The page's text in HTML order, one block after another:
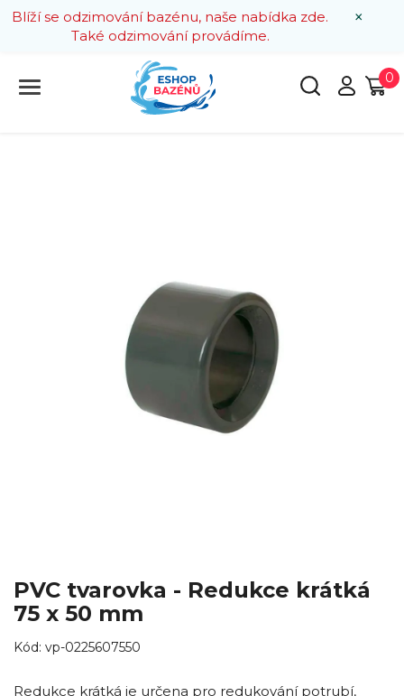
×
Blíží se odzimování bazénu, naše nabídka zde.
Také odzimování provádíme.
0
PVC tvarovka - Redukce krátká
75 x 50 mm
Kód: vp-0225607550
Redukce krátká je určena pro redukování potrubí,